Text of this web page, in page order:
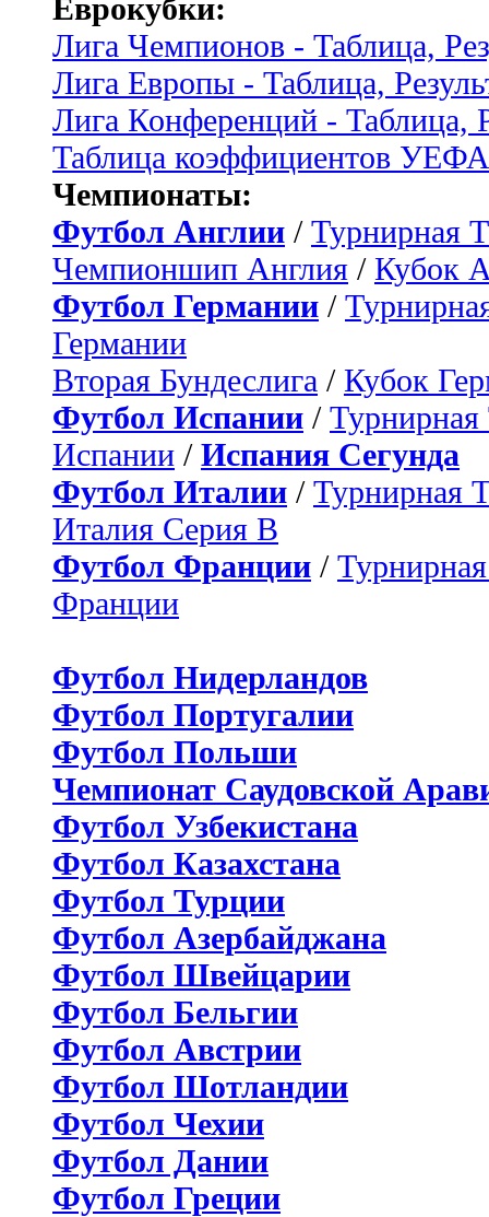
Еврокубки:
Лига Чемпионов - Таблица,
Лига Европы - Таблица,
Лига Конференций - Таблица,
Таблица коэффициентов УЕФА
Чемпионаты:
Футбол Англии / Турнирная
Чемпионшип Англия / Кубок
Футбол Германии /
Германии
Вторая Бундеслига / Кубок
Футбол Испании / Турнирная
Испании / Испания Сегунда
Футбол Италии / Турнирная
Италия Серия B
Футбол Франции /
Франции
Футбол Нидерландов
Футбол Португалии
Футбол Польши
Чемпионат Саудовской
Футбол Узбекистана
Футбол Казахстана
Футбол Турции
Футбол Азербайджана
Футбол Швейцарии
Футбол Бельгии
Футбол Австрии
Футбол Шотландии
Футбол Чехии
Футбол Дании
Футбол Греции